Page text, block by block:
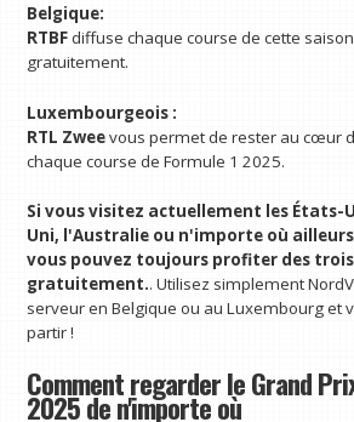
Belgique:
RTBFdiffuse chaque course de cette
gratuitement.
Luxembourgeois :
RTL Zweevous permet de rester au cœur
chaque course de Formule 1 2025.
Si vous visitez actuellement les États-
Uni, l'Australie ou n'importe où ailleurs
vous pouvez toujours profiter des
gratuitement.. Utilisez simplement
serveur en Belgique ou au Luxembourg et
partir !
Comment regarder le Grand
2025 de n'importe où